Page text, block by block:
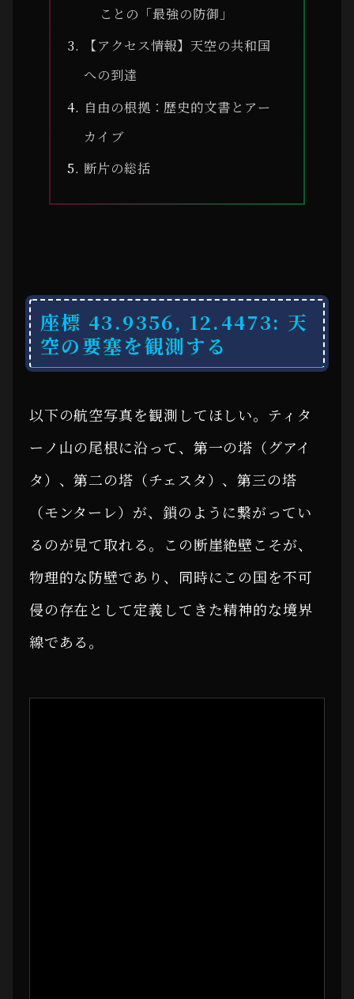
ことの「最強の防御」
【アクセス情報】天空の共和国
への到達
自由の根拠：歴史的文書とアー
カイブ
断片の総括
座標 43.9356, 12.4473: 天
空の要塞を観測する
以下の航空写真を観測してほしい。ティタ
ーノ山の尾根に沿って、第一の塔（グアイ
タ）、第二の塔（チェスタ）、第三の塔
（モンターレ）が、鎖のように繋がってい
るのが見て取れる。この断崖絶壁こそが、
物理的な防壁であり、同時にこの国を不可
侵の存在として定義してきた精神的な境界
線である。